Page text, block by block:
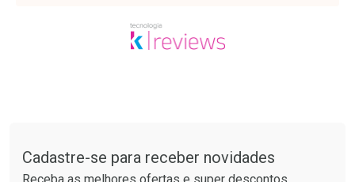
Ativar Desconto Ativar Desconto
Cadastre-se para receber novidades